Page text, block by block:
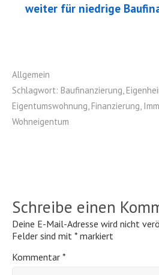
weiter für niedrige
Allgemein
Schlagwort: Baufinanzierung,
Eigentumswohnung, Finanzierung,
Wohneigentum
Schreibe einen
Deine E-Mail-Adresse wird nicht
Felder sind mit * markiert
Kommentar *